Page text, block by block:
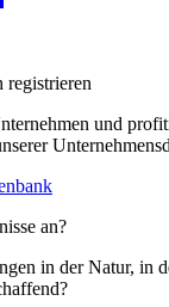
registrieren
und
an?
in der Natur, in